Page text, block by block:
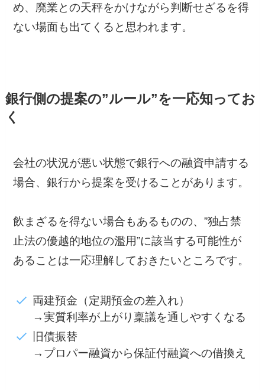
め、廃業との天秤をかけながら判断せざるを得
ない場面も出てくると思われます。
銀行側の提案の”ルール”を一応知ってお
く
会社の状況が悪い状態で銀行への融資申請する
場合、銀行から提案を受けることがあります。
飲まざるを得ない場合もあるものの、”独占禁
止法の優越的地位の濫用”に該当する可能性が
あることは一応理解しておきたいところです。
両建預金（定期預金の差入れ）
→実質利率が上がり稟議を通しやすくなる
旧債振替
→プロパー融資から保証付融資への借換え